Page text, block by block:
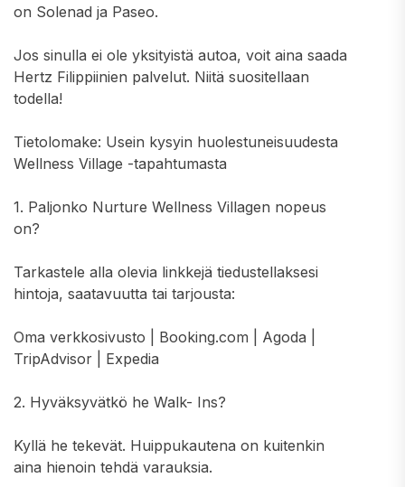
on Solenad ja Paseo.
Jos sinulla ei ole yksityistä autoa, voit aina saada
Hertz Filippiinien palvelut. Niitä suositellaan
todella!
Tietolomake: Usein kysyin huolestuneisuudesta
Wellness Village -tapahtumasta
1. Paljonko Nurture Wellness Villagen nopeus
on?
Tarkastele alla olevia linkkejä tiedustellaksesi
hintoja, saatavuutta tai tarjousta:
Oma verkkosivusto | Booking.com | Agoda |
TripAdvisor | Expedia
2. Hyväksyvätkö he Walk- Ins?
Kyllä he tekevät. Huippukautena on kuitenkin
aina hienoin tehdä varauksia.